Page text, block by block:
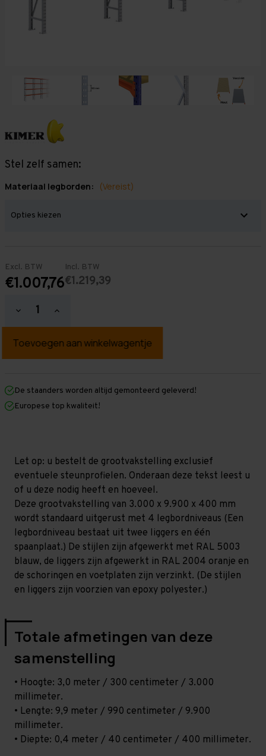
Stel zelf samen:
Materiaal legborden: (Vereist)
Excl. BTW
€1.007,76
Incl. BTW
€1.219,39
Hoeveelheid
verlagen
Grootvakstelling
mm
mm
x
400
niveaus
GALVA
(Liggers:
1.350
mm)
Hoeveelheid
verhogen
Grootvakstelling
mm
mm
400
niveaus
GALVA
(Liggers:
1.350
mm)
De staanders worden altijd gemonteerd geleverd!
Europese top kwaliteit!
Let op: u bestelt de grootvakstelling exclusief
eventuele steunprofielen. Onderaan deze tekst leest u
of u deze nodig heeft en hoeveel.
Deze grootvakstelling van 3.000 x 9.900 x 400 mm
wordt standaard uitgerust met 4 legbordniveaus (Een
legbordniveau bestaat uit twee liggers en één
spaanplaat.) De stijlen zijn afgewerkt met RAL 5003
blauw, de liggers zijn afgewerkt in RAL 2004 oranje en
de schoringen en voetplaten zijn verzinkt. (De stijlen
en liggers zijn voorzien van epoxy polyester.)
Totale afmetingen van deze
samenstelling
• Hoogte: 3,0 meter / 300 centimeter / 3.000
millimeter.
• Lengte: 9,9 meter / 990 centimeter / 9.900
millimeter.
• Diepte: 0,4 meter / 40 centimeter / 400 millimeter.